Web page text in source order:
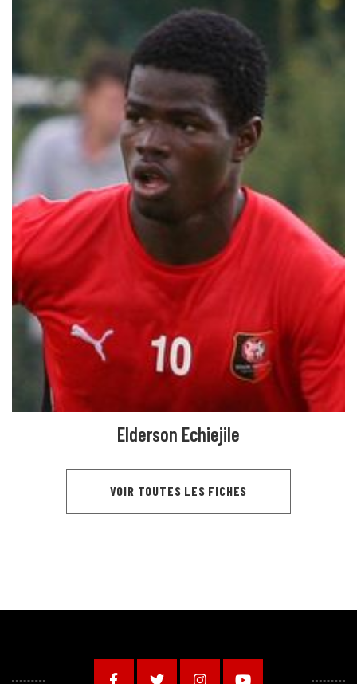
Elderson Echiejile
VOIR TOUTES LES FICHES